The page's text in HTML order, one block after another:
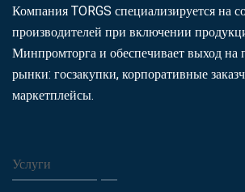
Компания TORGS специализируется на
производителей при включении
Минпромторга и обеспечивает выход на
рынки: госзакупки, корпоративные
маркетплейсы.
Услуги